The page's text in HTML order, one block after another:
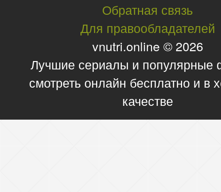
Обратная связь
Для правообладателей
vnutri.online © 2026
Лучшие сериалы и
смотреть онлайн бесплатно и в
качестве